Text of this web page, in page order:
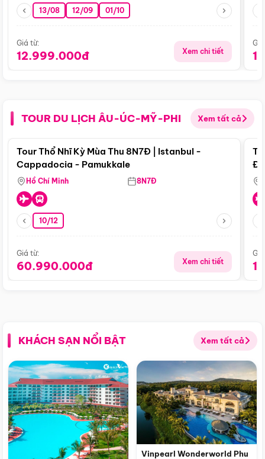
13/08 12/09 01/10
Giá từ:
12.999.000đ Xem chi tiết
TOUR DU LỊCH ÂU-ÚC-MỸ-PHI Xem tất cả
Điểm nổi bật
Tour Thổ Nhĩ Kỳ Mùa Thu 8N7Đ | Istanbul -
Cappadocia - Pamukkale
Hồ Chí Minh 8N7Đ
10/12
Giá từ:
60.990.000đ Xem chi tiết
KHÁCH SẠN NỔI BẬT Xem tất cả
Vinpearl Wonderworld Phu